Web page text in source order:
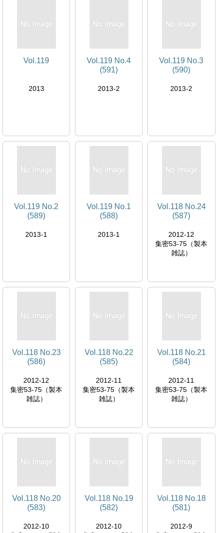
Vol.119
2013
Vol.119 No.4
(591)
2013-2
Vol.119 No.3
(590)
2013-2
Vol.119 No.2
(589)
2013-1
Vol.119 No.1
(588)
2013-1
Vol.118 No.24
(587)
2012-12
集密53-75（製本
雑誌）
Vol.118 No.23
(586)
2012-12
集密53-75（製本
雑誌）
Vol.118 No.22
(585)
2012-11
集密53-75（製本
雑誌）
Vol.118 No.21
(584)
2012-11
集密53-75（製本
雑誌）
Vol.118 No.20
(583)
2012-10
Vol.118 No.19
(582)
2012-10
Vol.118 No.18
(581)
2012-9